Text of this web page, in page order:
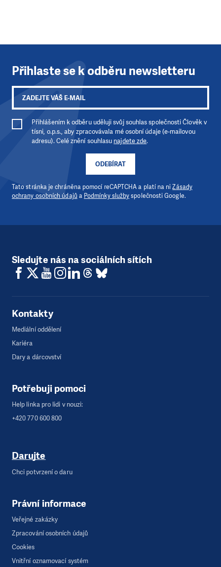
Přihlaste se k odběru newsletteru
ODEBÍRAT
Přihlášením k odběru uděluji svůj souhlas společnosti Člověk v
tísni, o.p.s., aby zpracovávala mé osobní údaje (e-mailovou
adresu). Celé znění souhlasu najdete zde.
Tato stránka je chráněna pomocí reCAPTCHA a platí na niZásady
ochrany osobních údajů a Podmínky službyspolečnosti Google.
Sledujte nás na sociálních sítích
Kontakty
Mediální oddělení
Kariéra
Dary a dárcovství
Potřebuji pomoci
Help linka pro lidi v nouzi:
+420 770 600 800
Darujte
Chci potvrzení o daru
Právní informace
Veřejné zakázky
Zpracování osobních údajů
Cookies
Vnitřní oznamovací systém